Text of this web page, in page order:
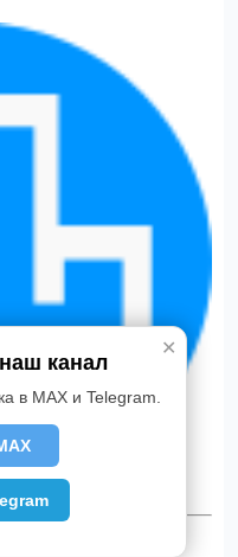
в Telegram
✕
канал
в MAX и Telegram.